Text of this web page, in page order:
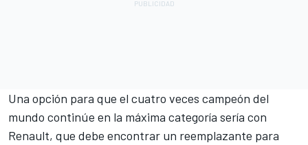
Una opción para que el cuatro veces campeón del
mundo continúe en la máxima categoría sería con
Renault, que debe encontrar un reemplazante para